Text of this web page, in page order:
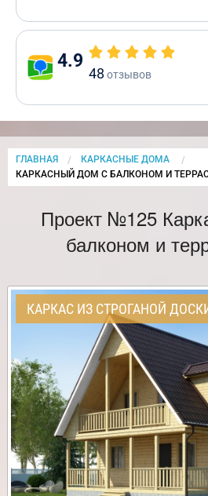
4.9
48 отзывов
ГЛАВНАЯ
КАРКАСНЫЕ ДОМА
CURRENT:
КАРКАСНЫЙ ДОМ С БАЛКОНОМ И
Проект №125
балконом и
КАРКАС ИЗ СТРОГАНОЙ